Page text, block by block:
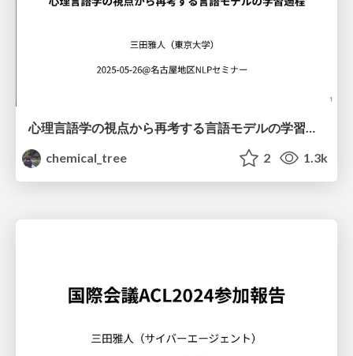
心理言語学の視点から再考する言語モデルの学習過程
chemical_tree
2 1.3k